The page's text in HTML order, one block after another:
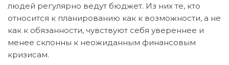
людей регулярно ведут бюджет. Из них те, кто
относится к планированию как к возможности, а не
как к обязанности, чувствуют себя увереннее и
менее склонны к неожиданным финансовым
кризисам.